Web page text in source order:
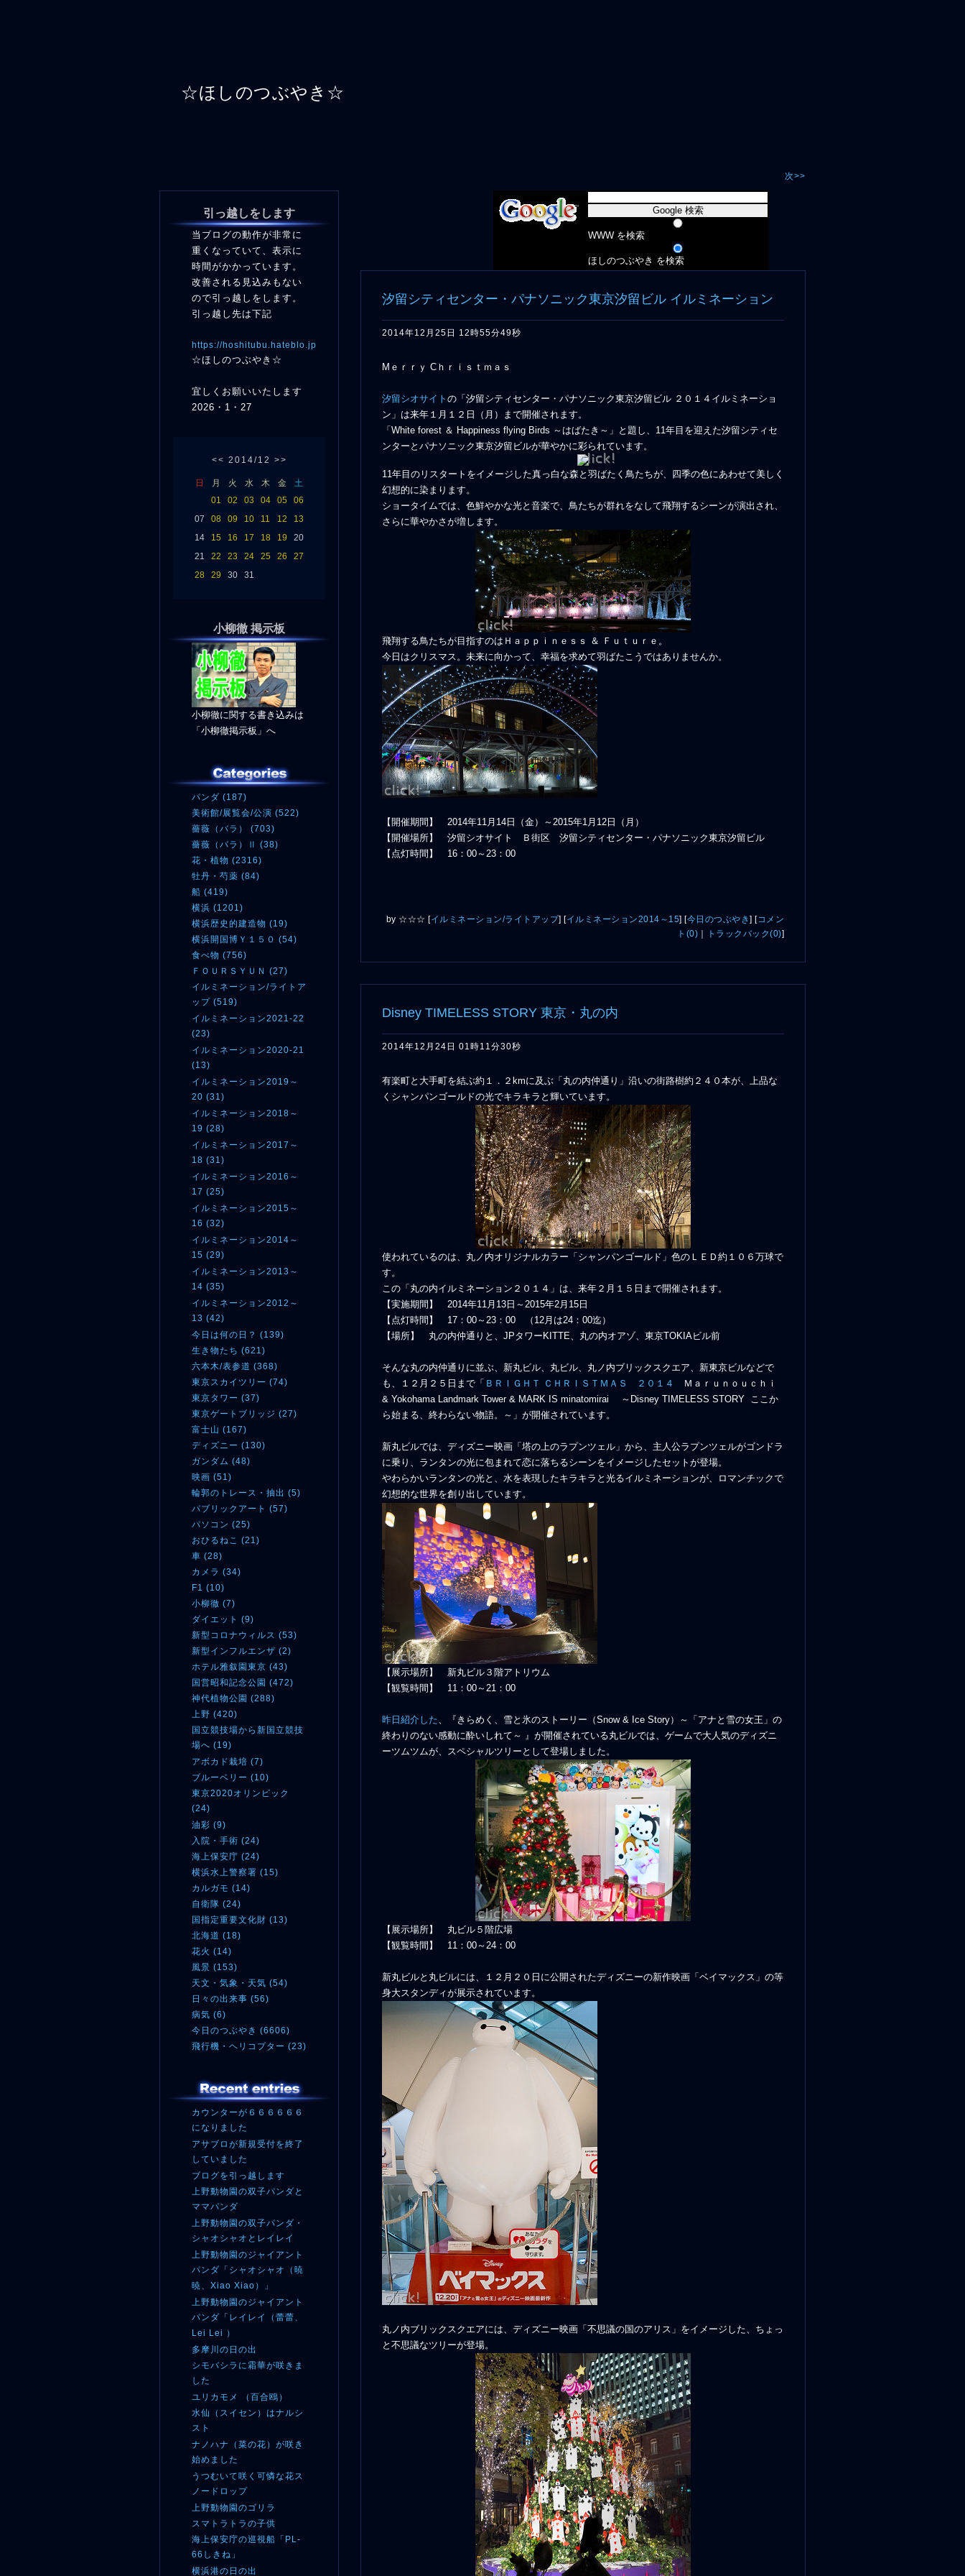
☆ほしのつぶやき☆
引っ越しをします
当ブログの動作が非常に
重くなっていて、表示に
時間がかかっています。
改善される見込みもない
ので引っ越しをします。
引っ越し先は下記
https://hoshitubu.hateblo.jp
☆ほしのつぶやき☆
宜しくお願いいたします
2026・1・27
<< 2014/12 >>
日 月 火 水 木 金
土
01
02 03 04 05
06
07
08 09 10 11 12
13
14
15 16 17 18 19
20
21
22 23 24 25 26
27
28
29 30 31
小柳徹 掲示板
小柳徹に関する書き込みは
「小柳徹掲示板」へ
パンダ (187)
美術館/展覧会/公演 (522)
薔薇（バラ） (703)
薔薇（バラ）Ⅱ (38)
花・植物 (2316)
牡丹・芍薬 (84)
船 (419)
横浜 (1201)
横浜歴史的建造物 (19)
横浜開国博Ｙ１５０ (54)
食べ物 (756)
ＦＯＵＲＳＹＵＮ (27)
イルミネーション/ライトア
ップ (519)
イルミネーション2021-22
(23)
イルミネーション2020-21
(13)
イルミネーション2019～
20 (31)
イルミネーション2018～
19 (28)
イルミネーション2017～
18 (31)
イルミネーション2016～
17 (25)
イルミネーション2015～
16 (32)
イルミネーション2014～
15 (29)
イルミネーション2013～
14 (35)
イルミネーション2012～
13 (42)
今日は何の日？ (139)
生き物たち (621)
六本木/表参道 (368)
東京スカイツリー (74)
東京タワー (37)
東京ゲートブリッジ (27)
富士山 (167)
ディズニー (130)
ガンダム (48)
映画 (51)
輪郭のトレース・抽出 (5)
パブリックアート (57)
パソコン (25)
おひるねこ (21)
車 (28)
カメラ (34)
F1 (10)
小柳徹 (7)
ダイエット (9)
新型コロナウィルス (53)
新型インフルエンザ (2)
ホテル雅叙園東京 (43)
国営昭和記念公園 (472)
神代植物公園 (288)
上野 (420)
国立競技場から新国立競技
場へ (19)
アボカド栽培 (7)
ブルーベリー (10)
東京2020オリンピック
(24)
油彩 (9)
入院・手術 (24)
海上保安庁 (24)
横浜水上警察署 (15)
カルガモ (14)
自衛隊 (24)
国指定重要文化財 (13)
北海道 (18)
花火 (14)
風景 (153)
天文・気象・天気 (54)
日々の出来事 (56)
病気 (6)
今日のつぶやき (6606)
飛行機・ヘリコプター (23)
カウンターが６６６６６６
になりました
アサブロが新規受付を終了
していました
ブログを引っ越します
上野動物園の双子パンダと
ママパンダ
上野動物園の双子パンダ・
シャオシャオとレイレイ
上野動物園のジャイアント
パンダ「シャオシャオ（暁
暁、Xiao Xiao）」
上野動物園のジャイアント
パンダ「レイレイ（蕾蕾、
Lei Lei ）
多摩川の日の出
シモバシラに霜華が咲きま
した
ユリカモメ （百合鴎）
水仙（スイセン）はナルシ
スト
ナノハナ（菜の花）が咲き
始めました
うつむいて咲く可憐な花ス
ノードロップ
上野動物園のゴリラ
スマトラトラの子供
海上保安庁の巡視船「PL-
66しきね」
横浜港の日の出
WWW を検索
ほしのつぶやき を検索
次>>
汐留シティセンター・パナソニック東京汐留ビル イルミネーション
2014年12月25日 12時55分49秒
Mｅｒｒｙ Cｈｒｉｓｔｍａｓ
汐留シオサイト の「汐留シティセンター・パナソニック東京汐留ビル ２０１４イルミネーショ
ン」は来年１月１２日（月）まで開催されます。
「White forest ＆ Happiness flying Birds ～はばたき～」と題し、11年目を迎えた汐留シティセ
ンターとパナソニック東京汐留ビルが華やかに彩られています。
11年目のリスタートをイメージした真っ白な森と羽ばたく鳥たちが、四季の色にあわせて美しく
幻想的に染まります。
ショータイムでは、色鮮やかな光と音楽で、鳥たちが群れをなして飛翔するシーンが演出され、
さらに華やかさが増します。
飛翔する鳥たちが目指すのはＨａｐｐｉｎｅｓｓ ＆ Ｆｕｔｕｒｅ。
今日はクリスマス。未来に向かって、幸福を求めて羽ばたこうではありませんか。
【開催期間】 2014年11月14日（金）～2015年1月12日（月）
【開催場所】 汐留シオサイト Ｂ街区 汐留シティセンター・パナソニック東京汐留ビル
【点灯時間】 16：00～23：00
by ☆☆☆ [イルミネーション/ライトアップ] [イルミネーション2014～15] [今日のつぶやき] [コメン
ト(0)
トラックバック(0)]
Disney TIMELESS STORY 東京・丸の内
2014年12月24日 01時11分30秒
有楽町と大手町を結ぶ約１．２kmに及ぶ「丸の内仲通り」沿いの街路樹約２４０本が、上品な
くシャンパンゴールドの光でキラキラと輝いています。
使われているのは、丸ノ内オリジナルカラー「シャンパンゴールド」色のＬＥＤ約１０６万球で
す。
この「丸の内イルミネーション２０１４」は、来年２月１５日まで開催されます。
【実施期間】 2014年11月13日～2015年2月15日
【点灯時間】 17：00～23：00 （12月は24：00迄）
【場所】 丸の内仲通りと、JPタワーKITTE、丸の内オアゾ、東京TOKIAビル前
そんな丸の内仲通りに並ぶ、新丸ビル、丸ビル、丸ノ内ブリックスクエア、新東京ビルなどで
も、１２月２５日まで「 ＢＲＩＧＨＴ ＣＨＲＩＳＴＭＡＳ ２０１４
Ｍａｒｕｎｏｕｃｈｉ
& Yokohama Landmark Tower & MARK IS minatomirai ～Disney TIMELESS STORY ここか
ら始まる、終わらない物語。～」が開催されています。
新丸ビルでは、ディズニー映画「塔の上のラプンツェル」から、主人公ラプンツェルがゴンドラ
に乗り、ランタンの光に包まれて恋に落ちるシーンをイメージしたセットが登場。
やわらかいランタンの光と、水を表現したキラキラと光るイルミネーションが、ロマンチックで
幻想的な世界を創り出しています。
【展示場所】 新丸ビル３階アトリウム
【観覧時間】 11：00～21：00
昨日紹介した、『きらめく、雪と氷のストーリー（Snow & Ice Story）～「アナと雪の女王」の
終わりのない感動に酔いしれて～ 』が開催されている丸ビルでは、ゲームで大人気のディズニ
ーツムツムが、スペシャルツリーとして登場しました。
【展示場所】 丸ビル５階広場
【観覧時間】 11：00～24：00
新丸ビルと丸ビルには、１２月２０日に公開されたディズニーの新作映画「ベイマックス」の等
身大スタンディが展示されています。
丸ノ内ブリックスクエアには、ディズニー映画「不思議の国のアリス」をイメージした、ちょっ
と不思議なツリーが登場。